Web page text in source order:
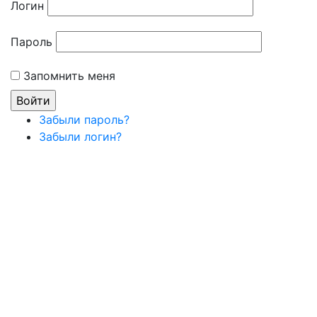
Логин
Пароль
Запомнить меня
Забыли пароль?
Забыли логин?